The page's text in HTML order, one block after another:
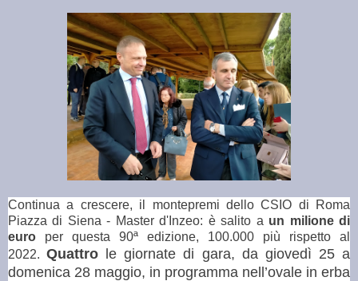
Continua a crescere, il montepremi dello CSIO di Roma
Piazza di Siena - Master d'Inzeo: è salito a un milione di
euro per questa 90ª edizione, 100.000 più rispetto al
2022.Quattro le giornate di gara, da giovedì 25 a
domenica 28 maggio, in programma nell’ovale in erba